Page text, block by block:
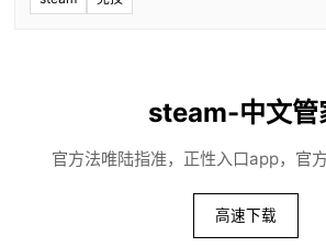
steam-中文管
官方法唯陆指准，正性入口app，官
高速下载